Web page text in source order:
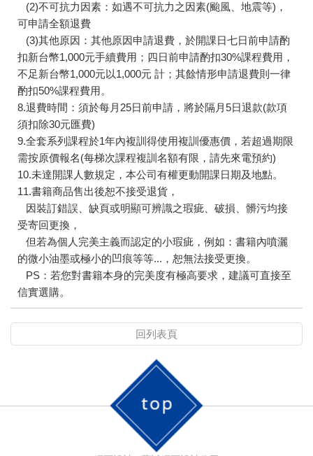
(2)不可抗力因素：如遇不可抗力之因素(颱風、地震等)，
可申請全額退費
(3)其他原因：其他原因申請退費，於開課日七日前申請酌
扣新台幣1,000元手續費用；四日前申請酌扣30%課程費用，
不足新台幣1,000元以1,000元 計；其餘情形申請退費則一律
酌扣50%課程費用。
8.退費時間：須於每月25日前申請，將於隔月5日退款(款項
須扣除30元匯費)
9.全套系列課程於1年內複訓得使用複訓優惠價，若超過期限
需按原價報名(每梯次課程複訓名額有限，請先來電預約)
10.未達開課人數規定，本公司有權更動開課日期及地點。
11.書籍商品售出後恕不接受退貨，
因裝訂錯誤、缺頁或明顯可辨識之瑕疵、破損、髒污均接
受寄回更換，
但若為個人完美主義而認定的小瑕疵，例如：書籍內噴灑
的微小油墨或極小的凹痕等等...，恕無法接受更換。
PS：若您對書籍本身的完美度有極高要求，建議可直接至
信實選購。
回列表頁